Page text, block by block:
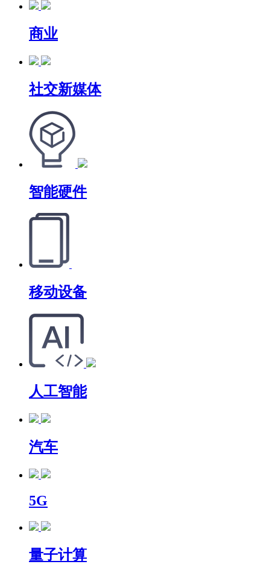
商业
社交新媒体
智能硬件
移动设备
人工智能
汽车
5G
量子计算